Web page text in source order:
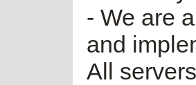
- We are
and
All